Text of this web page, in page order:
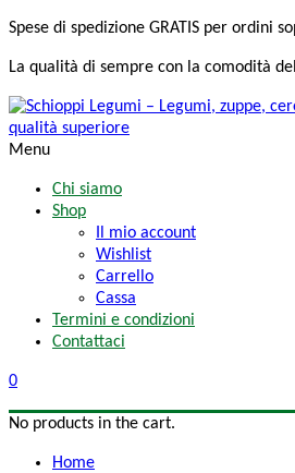
Spese di spedizione GRATIS per ordini
La qualità di sempre con la comodità
Menu
Chi siamo
Shop
Il mio account
Wishlist
Carrello
Cassa
Termini e condizioni
Contattaci
0
No products in the cart.
Home